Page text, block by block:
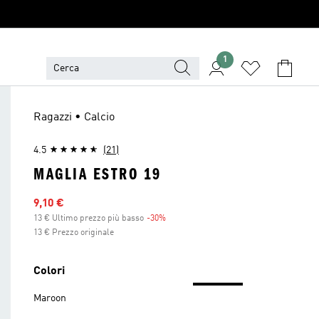
1
Ragazzi • Calcio
4.5 (21)
MAGLIA ESTRO 19
Prezzo scontato
9,10 €
13 € Ultimo prezzo più basso -30%
13 € Prezzo originale
Colori
Maroon